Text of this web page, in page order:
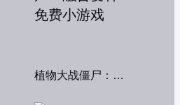
植物大战僵尸：融合变种